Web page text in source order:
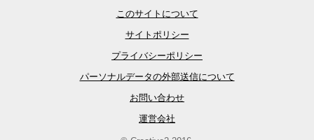
このサイトについて
サイトポリシー
プライバシーポリシー
パーソナルデータの外部送信について
お問い合わせ
運営会社